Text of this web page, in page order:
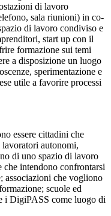
di lavoro
sala riunioni) in co-
di lavoro condiviso e
start up con il
formazione sui temi
a disposizione un luogo
sperimentazione e
utile a favorire processi
essere cittadini che
lavoratori autonomi,
di uno spazio di lavoro
che intendono confrontarsi
associazioni che vogliono
scuole ed
i DigiPASS come luogo di